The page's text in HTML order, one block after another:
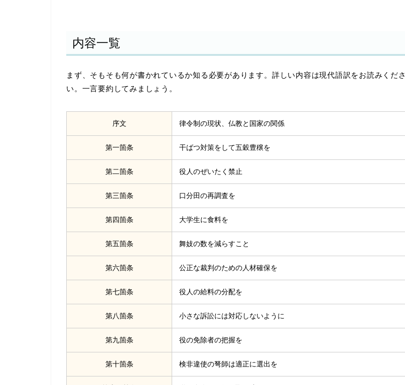
内容一覧
まず、そもそも何が書かれているか知る必要があります。詳しい内容は現代語訳をお読みくださ
い。一言要約してみましょう。
序文 律令制の現状、仏教と国家の関係
第一箇条 干ばつ対策をして五穀豊穣を
第二箇条 役人のぜいたく禁止
第三箇条 口分田の再調査を
第四箇条 大学生に食料を
第五箇条 舞妓の数を減らすこと
第六箇条 公正な裁判のための人材確保を
第七箇条 役人の給料の分配を
第八箇条 小さな訴訟には対応しないように
第九箇条 役の免除者の把握を
第十箇条 検非違使の弩師は適正に選出を